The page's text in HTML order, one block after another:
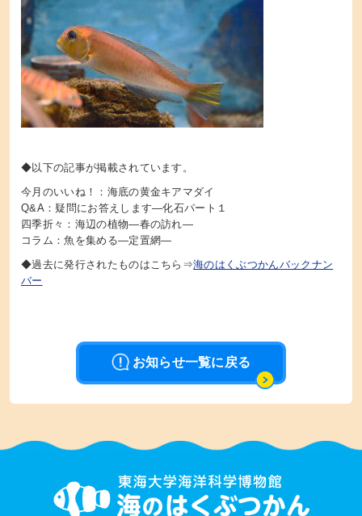
◆以下の記事が掲載されています。
今月のいいね！：海底の黄金キアマダイ
Q&A：疑問にお答えします―化石パート１
四季折々：海辺の植物―春の訪れ―
コラム：魚を集める―定置網―
◆過去に発行されたものはこちら⇒海のはくぶつかんバックナン
バー
お知らせ一覧に戻る